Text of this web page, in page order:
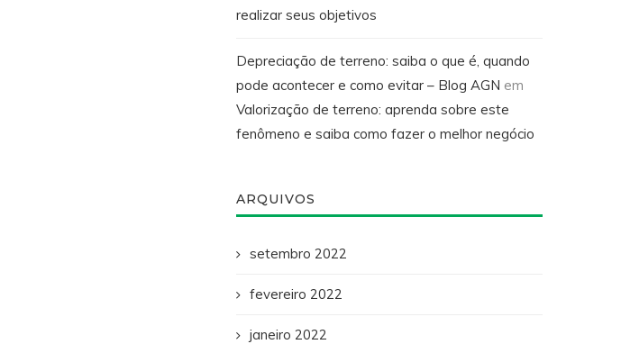
realizar seus objetivos
Depreciação de terreno: saiba o que é, quando
pode acontecer e como evitar – Blog AGN em
Valorização de terreno: aprenda sobre este
fenômeno e saiba como fazer o melhor negócio
ARQUIVOS
setembro 2022
fevereiro 2022
janeiro 2022